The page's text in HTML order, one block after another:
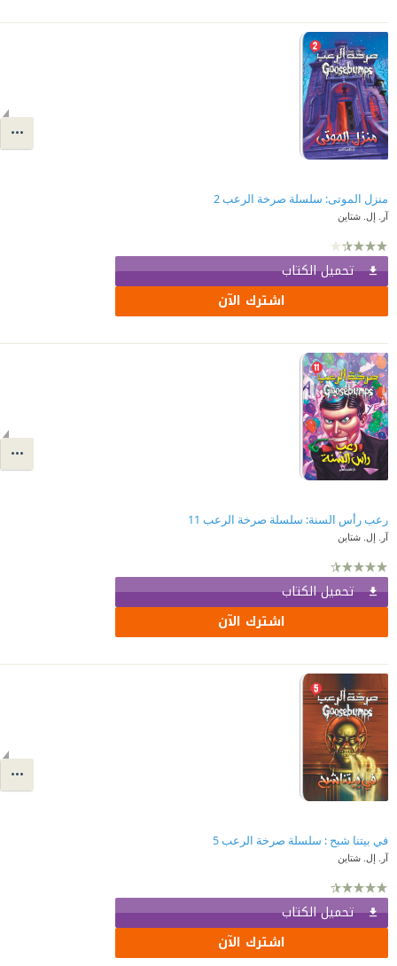
منزل الموتى: سلسلة صرخة الرعب 2
آر. إل. شتاين
تحميل الكتاب
اشترك الآن
رعب رأس السنة: سلسلة صرخة الرعب 11
آر. إل. شتاين
تحميل الكتاب
اشترك الآن
في بيتنا شبح : سلسلة صرخة الرعب 5
آر. إل. شتاين
تحميل الكتاب
اشترك الآن